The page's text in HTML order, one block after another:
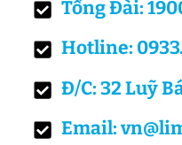
Tổng Đài:
Hotline:
Đ/C: 32 Luỹ
Email: